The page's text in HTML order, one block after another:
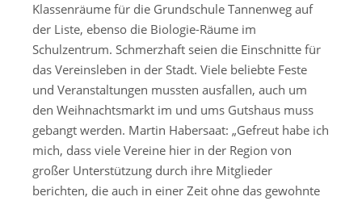
Klassenräume für die Grundschule Tannenweg auf
der Liste, ebenso die Biologie-Räume im
Schulzentrum. Schmerzhaft seien die Einschnitte für
das Vereinsleben in der Stadt. Viele beliebte Feste
und Veranstaltungen mussten ausfallen, auch um
den Weihnachtsmarkt im und ums Gutshaus muss
gebangt werden. Martin Habersaat: „Gefreut habe ich
mich, dass viele Vereine hier in der Region von
großer Unterstützung durch ihre Mitglieder
berichten, die auch in einer Zeit ohne das gewohnte